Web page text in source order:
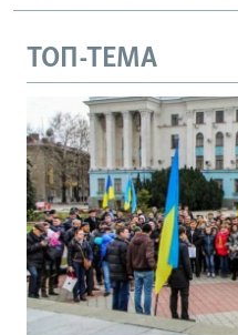
ТОП-ТЕМА